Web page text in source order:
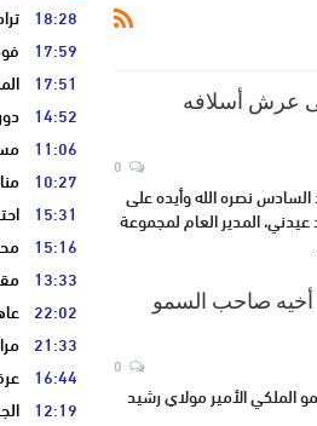
الملك على عرش أسلافه
نصره الله وأيده على
المدير العام لمجموعة
أخيه صاحب السمو
الملكي الأمير مولاي رشيد
18:28
17:59
17:51
14:52
11:06
10:27
15:31
15:16 محاكمة 25
13:33
22:02
21:33
16:44
12:19